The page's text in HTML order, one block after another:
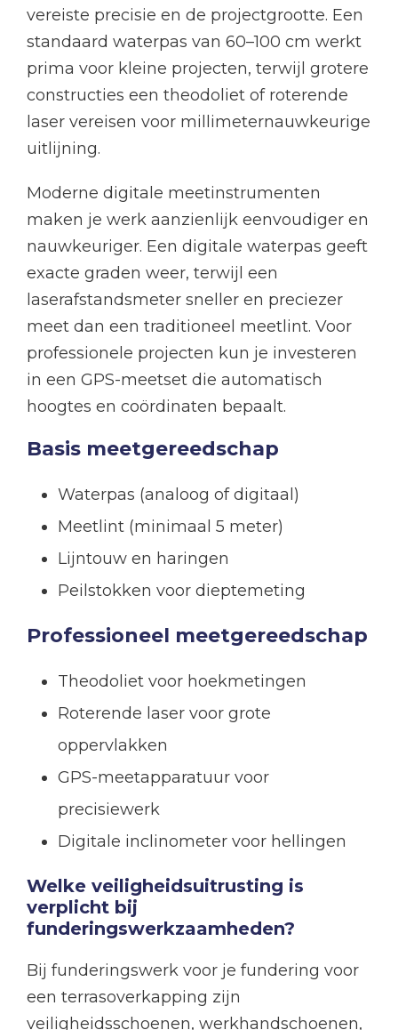
vereiste precisie en de projectgrootte. Een
standaard waterpas van 60–100 cm werkt
prima voor kleine projecten, terwijl grotere
constructies een theodoliet of roterende
laser vereisen voor millimeternauwkeurige
uitlijning.
Moderne digitale meetinstrumenten
maken je werk aanzienlijk eenvoudiger en
nauwkeuriger. Een digitale waterpas geeft
exacte graden weer, terwijl een
laserafstandsmeter sneller en preciezer
meet dan een traditioneel meetlint. Voor
professionele projecten kun je investeren
in een GPS-meetset die automatisch
hoogtes en coördinaten bepaalt.
Basis meetgereedschap
Waterpas (analoog of digitaal)
Meetlint (minimaal 5 meter)
Lijntouw en haringen
Peilstokken voor dieptemeting
Professioneel meetgereedschap
Theodoliet voor hoekmetingen
Roterende laser voor grote
oppervlakken
GPS-meetapparatuur voor
precisiewerk
Digitale inclinometer voor hellingen
Welke veiligheidsuitrusting is
verplicht bij
funderingswerkzaamheden?
Bij funderingswerk voor je fundering voor
een terrasoverkapping zijn
veiligheidsschoenen, werkhandschoenen,